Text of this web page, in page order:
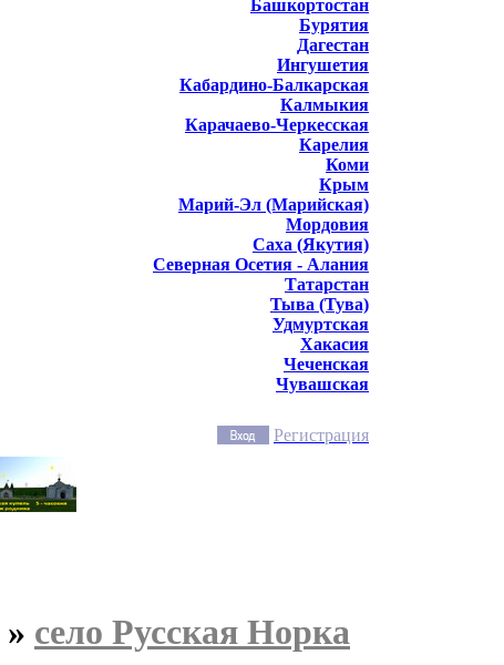
Башкортостан
Бурятия
Дагестан
Ингушетия
Кабардино-Балкарская
Калмыкия
Карачаево-Черкесская
Карелия
Коми
Крым
Марий-Эл (Марийская)
Мордовия
Саха (Якутия)
Северная Осетия - Алания
Татарстан
Тыва (Тува)
Удмуртская
Хакасия
Чеченская
Чувашская
Регистрация
» село Русская Норка